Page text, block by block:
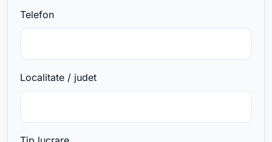
Telefon
Localitate / judet